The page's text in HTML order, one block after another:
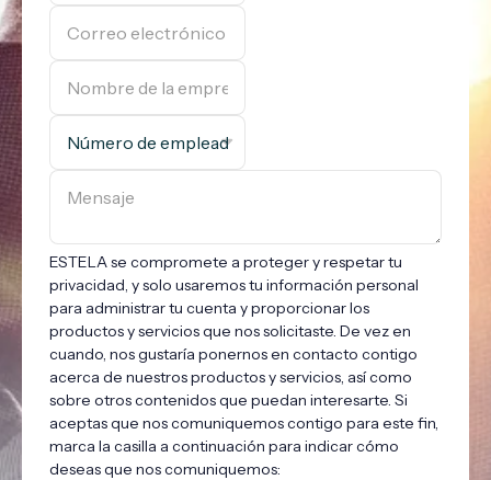
ESTELA se compromete a proteger y respetar tu
privacidad, y solo usaremos tu información personal
para administrar tu cuenta y proporcionar los
productos y servicios que nos solicitaste. De vez en
cuando, nos gustaría ponernos en contacto contigo
acerca de nuestros productos y servicios, así como
sobre otros contenidos que puedan interesarte. Si
aceptas que nos comuniquemos contigo para este fin,
marca la casilla a continuación para indicar cómo
deseas que nos comuniquemos: